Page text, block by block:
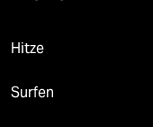
Hitze
Surfen